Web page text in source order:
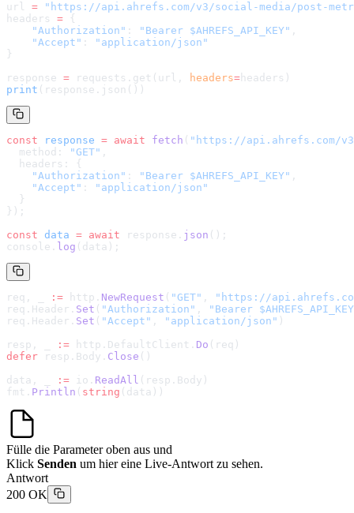
url = " https://api.ahrefs.com/v3/social-media/post-
headers = {
    "Authorization"
: "Bearer $AHREFS_API_KEY" ,
    "Accept"
:
"application/json"
}
response = requests.get(url, headers= headers )
print (response.json())
const response = await fetch ( " https://api.ahrefs.com/
  method:
"GET" ,
  headers: {
    "Authorization"
: "Bearer $AHREFS_API_KEY" ,
    "Accept"
:
"application/json"
  }
});
const data = await response. json ();
console. log (data);
req, _ := http. NewRequest ( "GET" , " https://
req.Header. Set ( "Authorization" ,
"Bearer
req.Header. Set ( "Accept" , "application/json" )
resp, _
:= http.DefaultClient. Do (req)
defer resp.Body. Close ()
data, _
:= io. ReadAll (resp.Body)
fmt. Println ( string (data))
Fülle die Parameter oben aus und
Klick Senden um hier eine Live-Antwort zu sehen.
Antwort
200 OK